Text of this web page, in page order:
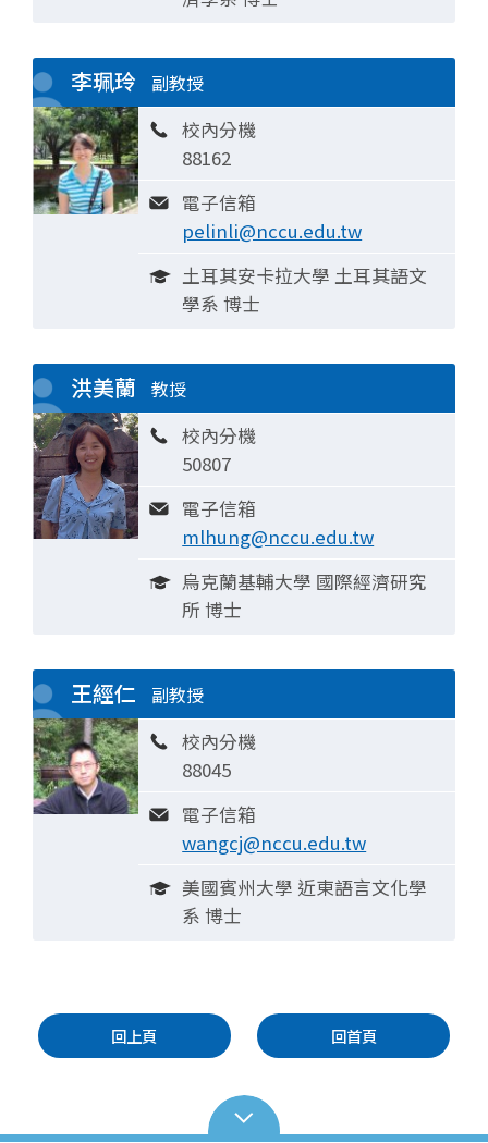
李珮玲 副教授
校內分機
88162
電子信箱
pelinli@nccu.edu.tw
土耳其安卡拉大學 土耳其語文
學系 博士
洪美蘭 教授
校內分機
50807
電子信箱
mlhung@nccu.edu.tw
烏克蘭基輔大學 國際經濟研究
所 博士
王經仁 副教授
校內分機
88045
電子信箱
wangcj@nccu.edu.tw
美國賓州大學 近東語言文化學
系 博士
回上頁 回首頁